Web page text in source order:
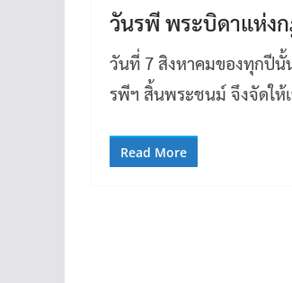
วันรพี พระบิดาแห่ง
วันที่ 7 สิงหาคมของทุกปีนั้
รพีฯ สิ้นพระชนม์ จึงจัดให้
Read More